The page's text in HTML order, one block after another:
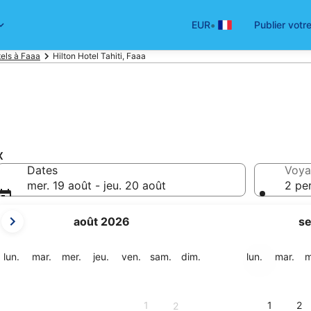
EUR• Publier
à Faaa Hilton Hotel Tahiti, Faaa
Dates
mer. 19 août - jeu. 20 août
mois
sont
août 2026
lun. lundimar. mardi
mer. mercredi
jeu. jeudiven. vendredi
sam. samedi
dim.
1 2
lun. lundimar.
1 2
2